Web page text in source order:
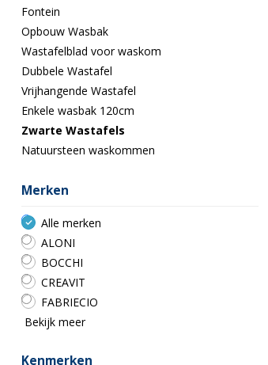
Fontein
Opbouw Wasbak
Wastafelblad voor waskom
Dubbele Wastafel
Vrijhangende Wastafel
Enkele wasbak 120cm
Zwarte Wastafels
Natuursteen waskommen
Merken
Alle merken
ALONI
BOCCHI
CREAVIT
FABRIECIO
Bekijk meer
Kenmerken